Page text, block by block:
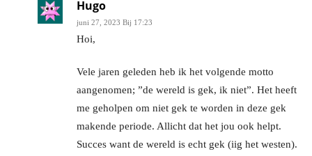
Hugo
juni 27, 2023 Bij 17:23
Hoi,
Vele jaren geleden heb ik het volgende motto
aangenomen; ”de wereld is gek, ik niet”. Het heeft
me geholpen om niet gek te worden in deze gek
makende periode. Allicht dat het jou ook helpt.
Succes want de wereld is echt gek (iig het westen).